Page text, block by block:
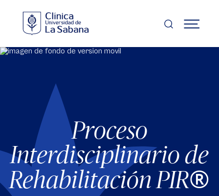
contenido
principal
MENÚ
Proceso
Interdisciplinario de
Rehabilitación PIR®